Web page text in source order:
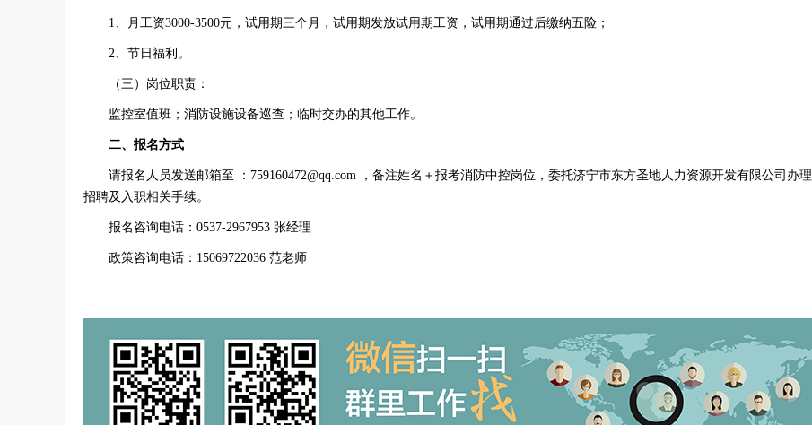
1、月工资3000-3500元，试用期三个月，试用期发放试用期工资，试用期通过后缴纳五险；
2、节日福利。
（三）岗位职责：
监控室值班； 消防设施设备巡查； 临时交办的其他工作。
二、报名方式
请报名人员发送邮箱至 ：759160472@qq.com ，备注姓名＋报考消防中控岗位， 委托济宁市东方圣地人力资源开发有限公司办理
招聘及入职相关手续。
报名咨询电话：0537-2967953 张经理
政策咨询电话：15069722036 范老师